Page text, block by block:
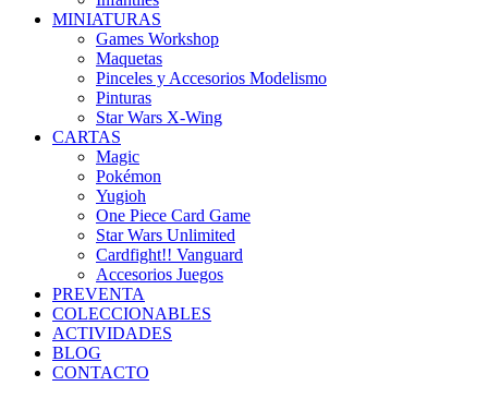
MINIATURAS
Games Workshop
Maquetas
Pinceles y Accesorios Modelismo
Pinturas
Star Wars X-Wing
CARTAS
Magic
Pokémon
Yugioh
One Piece Card Game
Star Wars Unlimited
Cardfight!! Vanguard
Accesorios Juegos
PREVENTA
COLECCIONABLES
ACTIVIDADES
BLOG
CONTACTO